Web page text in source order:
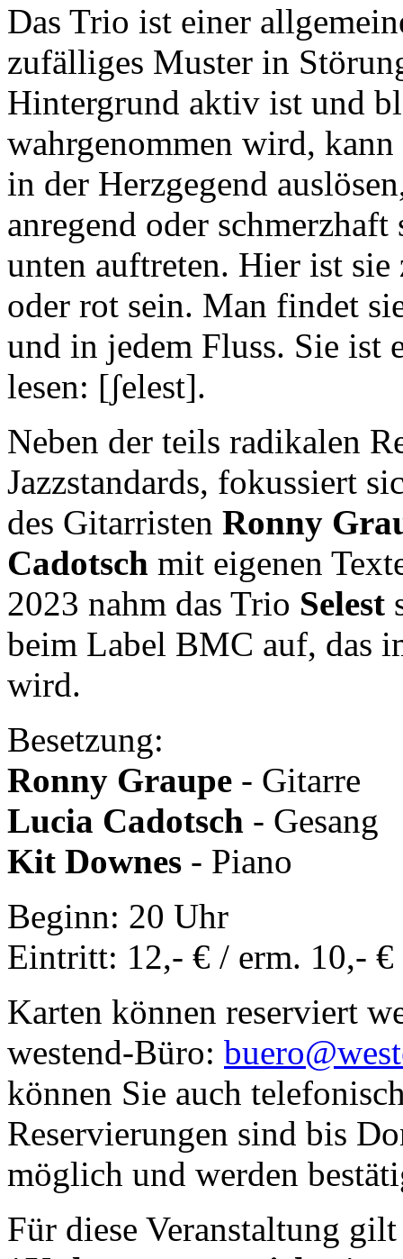
Das Trio ist einer
zufälliges Muster in
Hintergrund aktiv ist und
wahrgenommen wird,
in der Herzgegend
anregend oder
unten auftreten. Hier ist
oder rot sein. Man findet
und in jedem Fluss. Sie ist
lesen: [ʃelest].
Neben der teils radikalen
Jazzstandards, fokussiert
des Gitarristen Ronny
Cadotsch mit eigenen
2023 nahm das Trio Selest
beim Label BMC auf, das
wird.
Besetzung:
Ronny Graupe - Gitarre
Lucia Cadotsch - Gesang
Kit Downes - Piano
Beginn: 20 Uhr
Eintritt: 12,- € / erm. 10,- €
Karten können reserviert
westend-Büro:
können Sie auch
Reservierungen sind bis
möglich und werden
Für diese Veranstaltung gilt